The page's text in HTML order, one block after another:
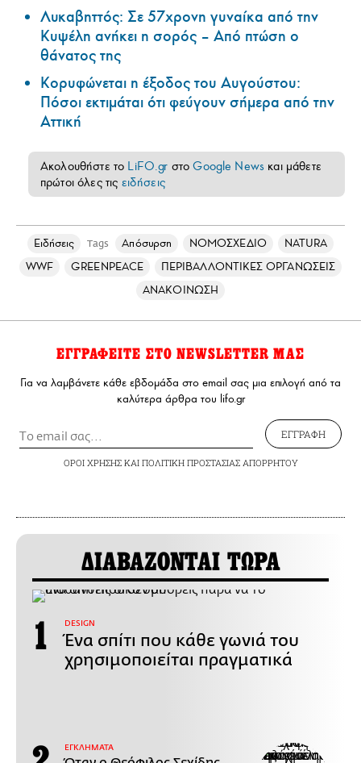
Λυκαβηττός: Σε 57χρονη γυναίκα από την
Κυψέλη ανήκει η σορός – Από πτώση ο
θάνατος της
Κορυφώνεται η έξοδος του Αυγούστου:
Πόσοι εκτιμάται ότι φεύγουν σήμερα από την
Αττική
Ακολουθήστε το LiFO.gr στοGoogle News και μάθετε
πρώτοι όλες τις ειδήσεις
Ειδήσεις Tags Απόσυρση ΝΟΜΟΣΧΕΔΙΟ
NATURA
WWF
GREENPEACE
ΠΕΡΙΒΑΛΛΟΝΤΙΚΕΣ ΟΡΓΑΝΩΣΕΙΣ
ΑΝΑΚΟΙΝΩΣΗ
ΕΓΓΡΑΦΕΙΤΕ ΣΤΟ NEWSLETTER ΜΑΣ
Για να λαμβάνετε κάθε εβδομάδα στο email σας μια επιλογή από τα
καλύτερα άρθρα του lifo.gr
ΕΓΓΡΑΦΗ
ΟΡΟΙ ΧΡΗΣΗΣΚΑΙ ΠΟΛΙΤΙΚΗ ΠΡΟΣΤΑΣΙΑΣ ΑΠΟΡΡΗΤΟΥ
ΔΙΑΒΑΖΟΝΤΑΙ ΤΩΡΑ
DESIGN
Ένα σπίτι που κάθε γωνιά του
χρησιμοποιείται πραγματικά
ΕΓΚΛΗΜΑΤΑ